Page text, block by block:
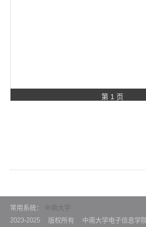
第 1 页
常用系统：
中南大学
2023-2025 版权所有 中南大学电子信息学